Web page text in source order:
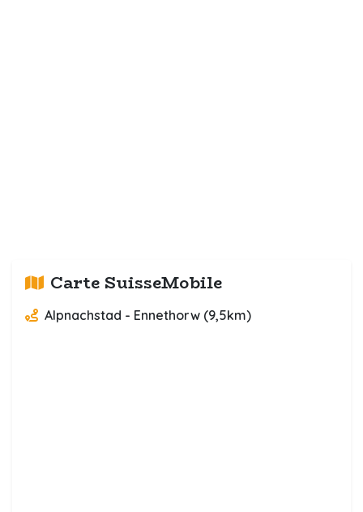
Carte SuisseMobile
Alpnachstad - Ennethorw (9,5km)